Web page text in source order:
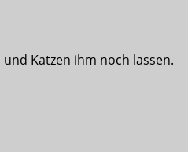
Katzen ihm noch lassen.